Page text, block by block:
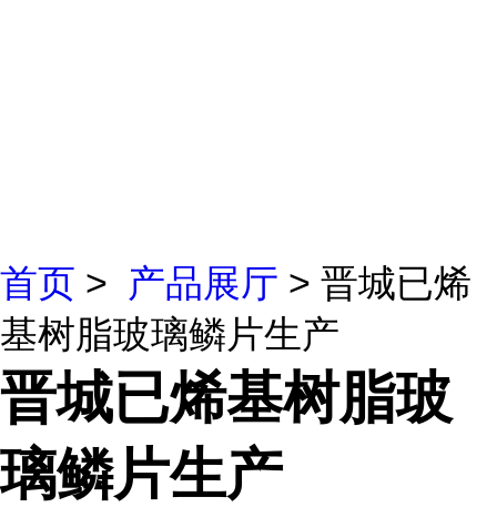
首页 > 产品展厅 > 晋城已烯
基树脂玻璃鳞片生产
晋城已烯基树脂玻
璃鳞片生产